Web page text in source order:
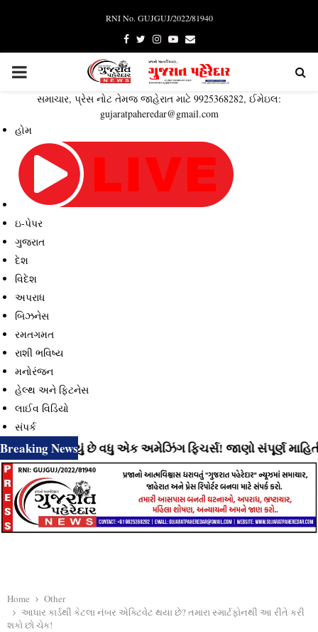
RNI No. GUJGUJ/2022/81940
Facebook
TwitterInstagram
YoutubeEmail
PRIMARY
MENU
સમાચાર, પ્રેસ નોટ તેમજ જાહેરાત માટે 9925368282, ઈમેઇલ:
gujaratpaheredar@gmail.com
હોમ
ઇ-પેપર
ગુજરાત
દેશ
વિદેશ
અપરાધ
બિઝનેસ
રમતગમત
રાશી ભવિષ્ય
મનોરંજન
હેલ્થ અને ફિટનેસ
લાઈવ વિડિયો
સંપર્ક
Breaking News
રહ્યું છે વધુ એક અમેઝિંગ ફિચર્સ! જાણો સંપૂર્ણ માહિતી ⇝
Home
Other
આધાર કાર્ડથી કેટલા નંબર એક્ટિવેટ થયા છે? તમારા સ્માર્ટફોનથી આ રીતે કરી
શકો છો ચેક!